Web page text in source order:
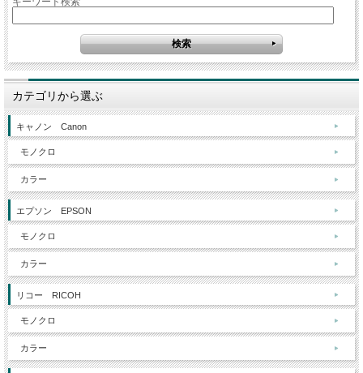
カテゴリから選ぶ
キャノン Canon
モノクロ
カラー
エプソン EPSON
モノクロ
カラー
リコー RICOH
モノクロ
カラー